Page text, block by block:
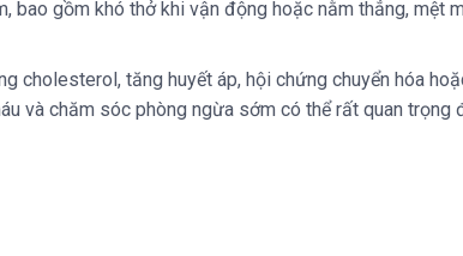
gồm khó thở khi vận động hoặc nằm thẳng, mệt
cholesterol, tăng huyết áp, hội chứng chuyển hóa
và chăm sóc phòng ngừa sớm có thể rất quan